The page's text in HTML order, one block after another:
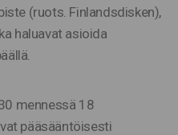
(ruots. Finlandsdisken),
haluavat asioida
mennessä 18
pääsääntöisesti